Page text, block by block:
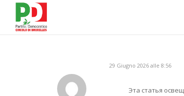
29 Giugno 2026 alle 8:56
Эта статья